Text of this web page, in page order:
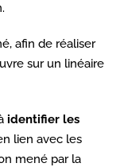
afin de réaliser
sur un linéaire
identifier les
lien avec les
mené par la